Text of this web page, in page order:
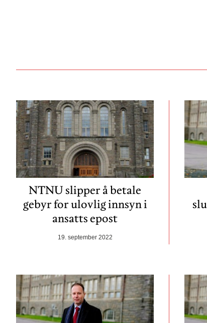
NTNU slipper å betale
gebyr for ulovlig innsyn i
ansatts epost
19. september 2022